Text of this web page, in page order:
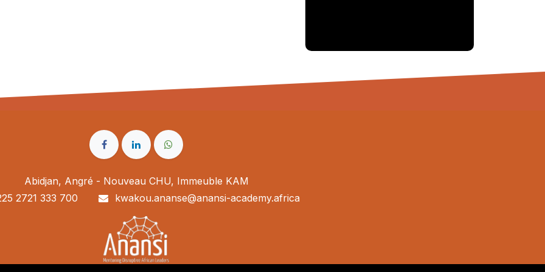
Abidjan, Angré - Nouveau CHU, Immeuble KAM
2721 333 700
kwakou.ananse@anansi-academy.africa